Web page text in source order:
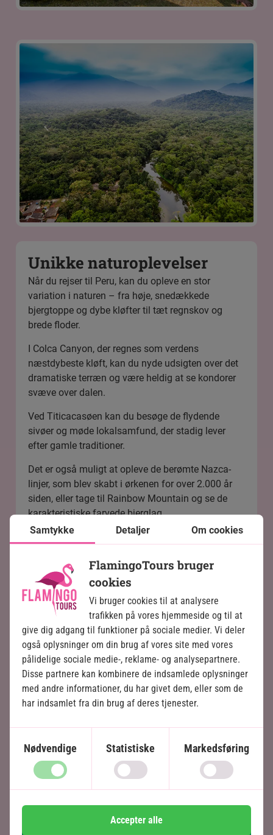
Unikke naturoplevelser
Når du rejser til Peru, kan du opleve en stor
variation i naturen – fra høje, snedækkede
bjergtoppe og dybe kløfter til tæt regnskov og
brede floder.
I Colca Canyon, der regnes som verdens
næstdybeste kløft, kan du nyde udsigten over det
dramatiske terræn og være heldig at se kondorer
svæve over dalen.
Ved Titicacasøen kan du besøge de flydende
sivøer og møde lokalsamfund, der stadig lever
efter gamle traditioner.
Det er også muligt at opleve de berømte Nazca-
linjer, som blev skabt i ørkenen for over 2.000 år
siden, eller tage til Rainbow Mountain og se de
karakteristiske farvede bjerglag.
En rejse til Peru giver dig dermed mulighed for at
Perus historiske byer
Rejser du til Peru, kan du opleve nogle af de
hyggeligste kolonitidsbyer i hele Sydamerika.
Den gamle bydel i Arequipa, også kendt som "den
hvide by" og optaget på UNESCOs
verdensarvsliste, samt fascinerende Cusco, som
var inkaernes hovedstad indtil koloniseringen i
1500-tallet, har begge en særlig charme og er
uden tvivl et besøg værd.
Hovedstaden i Peru, pulserende og mangfoldige
Samtykke Detaljer Om cookies
FlamingoTours bruger
cookies
Vi bruger cookies til at analysere
trafikken på vores hjemmeside og til at
give dig adgang til funktioner på sociale medier. Vi deler
også oplysninger om din brug af vores site med vores
pålidelige sociale medie-, reklame- og analysepartnere.
Disse partnere kan kombinere de indsamlede oplysninger
med andre informationer, du har givet dem, eller som de
har indsamlet fra din brug af deres tjenester.
Nødvendige Statistiske Markedsføring
Accepter alle